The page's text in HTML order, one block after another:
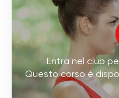
Entra nel club
Questo corso è